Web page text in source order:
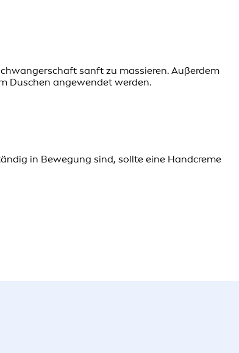
sanft zu massieren. Außerdem
Duschen angewendet werden.
in Bewegung sind, sollte eine Handcreme